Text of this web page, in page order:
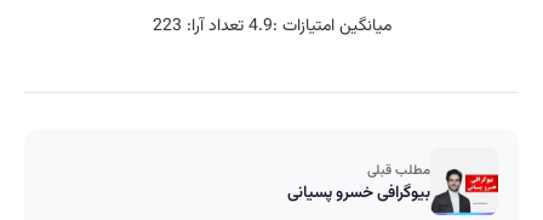
میانگین امتیازات :4.9تعداد آرا: 223
مطلب قبلی
بیوگرافی خسرو پسیانی